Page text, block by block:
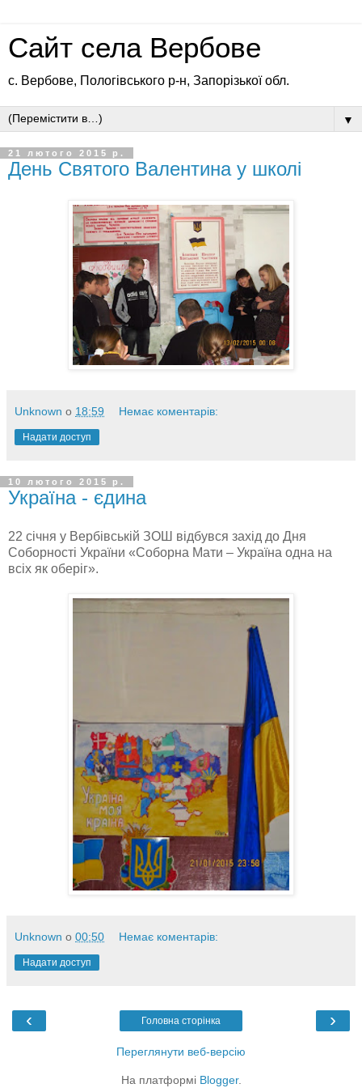
Сайт села Вербове
с. Вербове, Пологівського р-н, Запорізької обл.
▼
21 лютого 2015 р.
День Святого Валентина у школі
Unknown о 18:59 Немає коментарів:
Надати доступ
10 лютого 2015 р.
Україна - єдина
22 січня у Вербівській ЗОШ відбувся захід до Дня
Соборності України «Соборна Мати – Україна одна на
всіх як оберіг».
Unknown о 00:50 Немає коментарів:
Надати доступ
‹ ›
Головна сторінка
Переглянути веб-версію
На платформі Blogger.